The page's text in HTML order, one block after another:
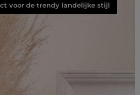
voor de trendy landelijke stijl